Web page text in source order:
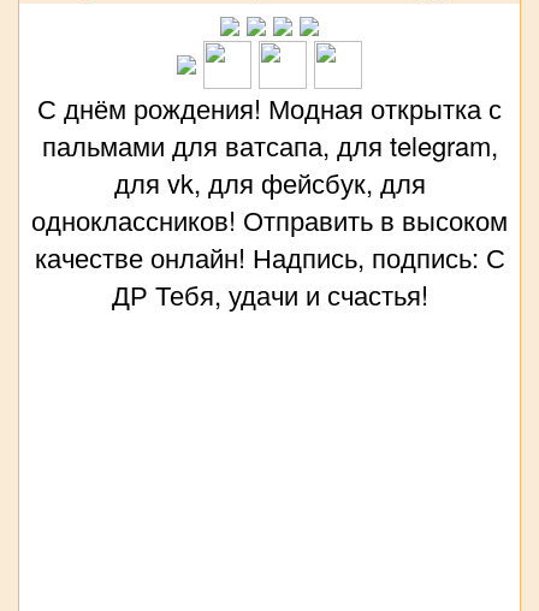
С днём рождения! Модная открытка с
пальмами для ватсапа, для telegram,
для vk, для фейсбук, для
одноклассников! Отправить в высоком
качестве онлайн! Надпись, подпись: С
ДР Тебя, удачи и счастья!